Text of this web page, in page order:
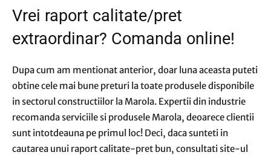
Vrei raport calitate/pret
extraordinar? Comanda online!
Dupa cum am mentionat anterior, doar luna aceasta puteti
obtine cele mai bune preturi la toate produsele disponibile
in sectorul constructiilor la Marola. Expertii din industrie
recomanda serviciile si produsele Marola, deoarece clientii
sunt intotdeauna pe primul loc! Deci, daca sunteti in
cautarea unui raport calitate-pret bun, consultati site-ul